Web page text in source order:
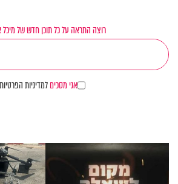
רוצה התראה על כל תוכן חדש של מיכל
אני מסכיםלמדיניות הפרטיות